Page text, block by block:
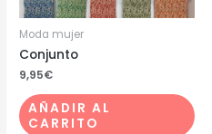
Moda mujer
Conjunto
9,95€
AÑADIR AL
CARRITO